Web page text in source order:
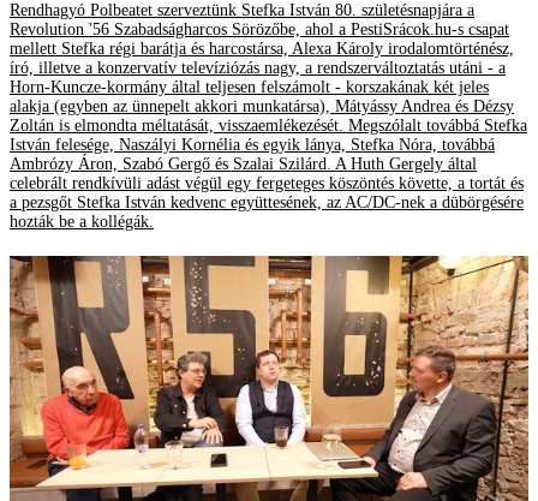
Rendhagyó Polbeatet szerveztünk Stefka István 80. születésnapjára a
Revolution '56 Szabadságharcos Sörözőbe, ahol a PestiSrácok.hu-s csapat
mellett Stefka régi barátja és harcostársa, Alexa Károly irodalomtörténész,
író, illetve a konzervatív televíziózás nagy, a rendszerváltoztatás utáni - a
Horn-Kuncze-kormány által teljesen felszámolt - korszakának két jeles
alakja (egyben az ünnepelt akkori munkatársa), Mátyássy Andrea és Dézsy
Zoltán is elmondta méltatását, visszaemlékezését. Megszólalt továbbá Stefka
István felesége, Naszályi Kornélia és egyik lánya, Stefka Nóra, továbbá
Ambrózy Áron, Szabó Gergő és Szalai Szilárd. A Huth Gergely által
celebrált rendkívüli adást végül egy fergeteges köszöntés követte, a tortát és
a pezsgőt Stefka István kedvenc együttesének, az AC/DC-nek a dübörgésére
hozták be a kollégák.